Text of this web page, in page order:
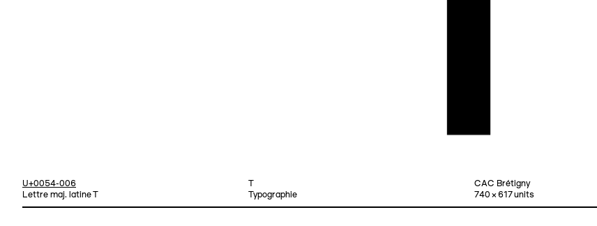
U+0054-006
Lettre maj. latine T
Typographie
CAC Brétigny
740 × 617 units